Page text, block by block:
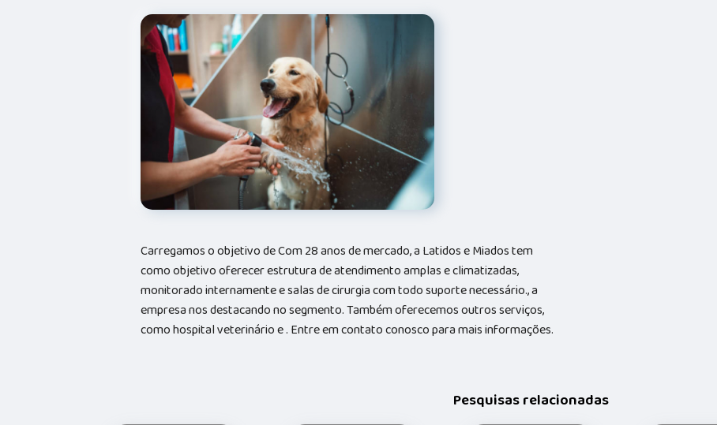
Carregamos o objetivo de Com 28 anos de mercado, a Latidos e Miados tem
como objetivo oferecer estrutura de atendimento amplas e climatizadas,
monitorado internamente e salas de cirurgia com todo suporte necessário., a
empresa nos destacando no segmento. Também oferecemos outros serviços,
como hospital veterinário e . Entre em contato conosco para mais informações.
Pesquisas relacionadas